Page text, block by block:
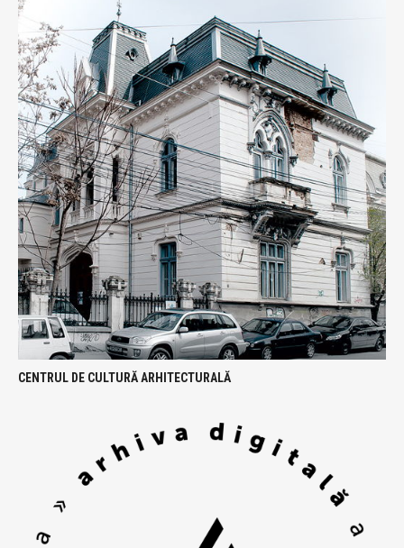
CENTRUL DE CULTURĂ ARHITECTURALĂ